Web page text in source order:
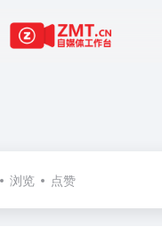
浏览 点赞